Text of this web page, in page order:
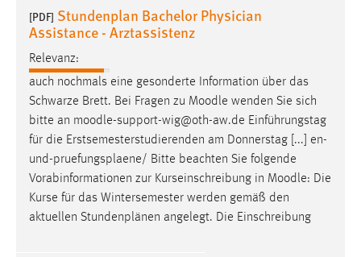
[PDF] Stundenplan Bachelor Physician
Assistance - Arztassistenz
Relevanz:
auch nochmals eine gesonderte Information über das
Schwarze Brett. Bei Fragen zu Moodle wenden Sie sich
bitte an moodle-support-wig@oth-aw.de Einführungstag
für die Erstsemesterstudierenden am Donnerstag [...] en-
und-pruefungsplaene/ Bitte beachten Sie folgende
Vorabinformationen zur Kurseinschreibung in Moodle: Die
Kurse für das Wintersemester werden gemäß den
aktuellen Stundenplänen angelegt. Die Einschreibung